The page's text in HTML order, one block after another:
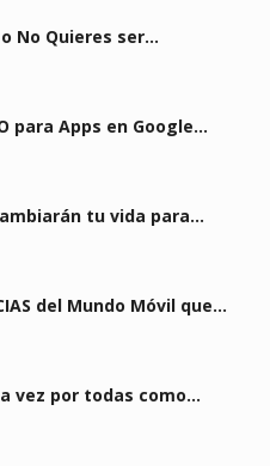
No Quieres ser…
para Apps en Google…
tu vida para…
del Mundo Móvil que…
vez por todas como…